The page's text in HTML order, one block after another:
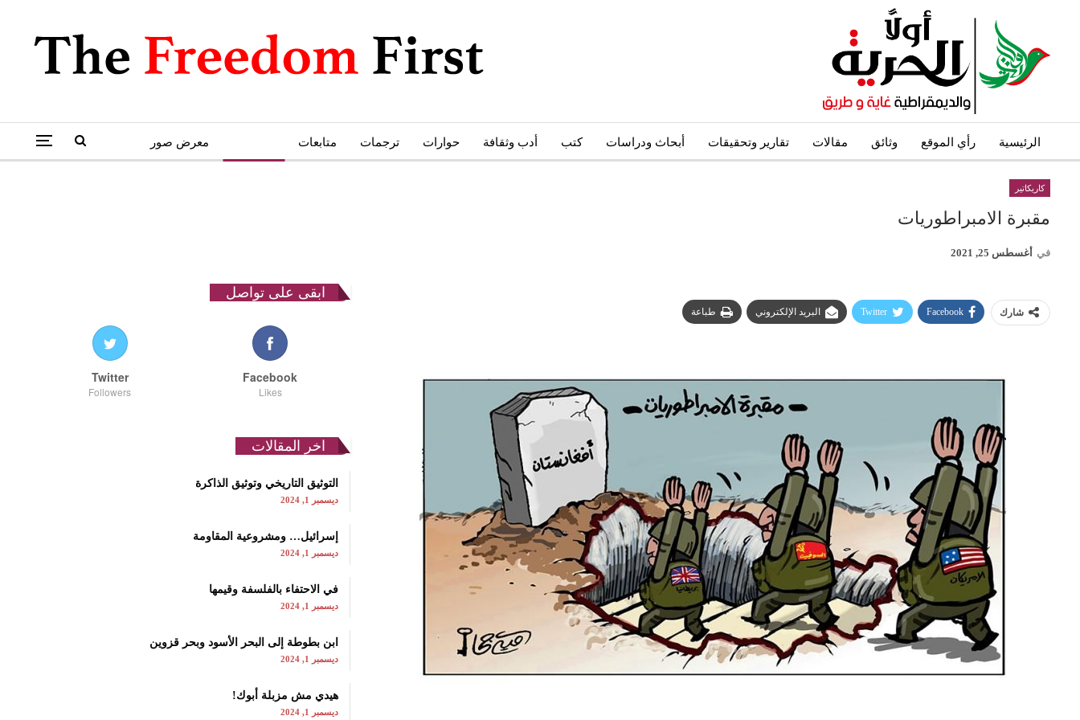
الرئيسية رأي الموقع وثائق مقالات تقارير وتحقيقات أبحاث ودراسات كتب أدب وثقافة حوارات ترجمات متابعات معرض صور
كاريكاتير
مقبرة الامبراطوريات
في أغسطس 25, 2021
شارك Facebook
Twitter البريد الإلكتروني طباعة
ابقى على تواصل
Facebook
Likes
Twitter
Followers
اخر المقالات
نحو استراتيجيّة للمعارضة السوريّة بشأن التحديات الصّهيونيّة
نوفمبر 27, 2024
قمة الرياض: أقوال تنتظر أفعالاً
نوفمبر 27, 2024
تعيينات ترامب: أنت لا تجني من الشوك العنب!
نوفمبر 27, 2024
ابن بطوطة عند تخوم سيبيريا!
نوفمبر 27, 2024
التوثيق التاريخي وتوثيق الذاكرة
ديسمبر 1, 2024
إسرائيل… ومشروعية المقاومة
ديسمبر 1, 2024
في الاحتفاء بالفلسفة وقيمها
ديسمبر 1, 2024
ابن بطوطة إلى البحر الأسود وبحر قزوين
ديسمبر 1, 2024
هيدي مش مزبلة أبوك!
ديسمبر 1, 2024